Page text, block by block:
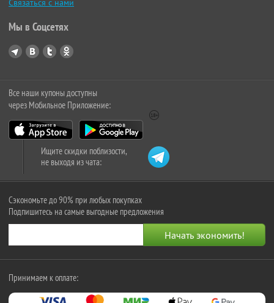
Связаться с нами
Мы в Соцсетях
Все наши купоны доступны
через Мобильное Приложение:
Ищите скидки поблизости,
не выходя из чата:
Сэкономьте до 90% при любых покупках
Подпишитесь на самые выгодные предложения
Принимаем к оплате: